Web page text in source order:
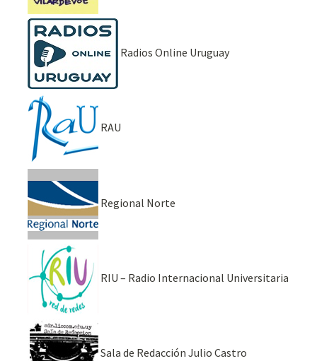
Radios Online Uruguay
RAU
Regional Norte
RIU – Radio Internacional Universitaria
Sala de Redacción Julio Castro